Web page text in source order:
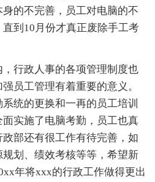
的不完善，员工对电脑的不
到10月份才真正废除手工考
行政人事的各项管理制度也
员工管理有着重要的意义。
统的更换和一再的员工培训
实施了电脑考勤，员工也真
部还有很工作有待完善，如
划、绩效考核等等，希望新
年将xxx的行政工作做得更出